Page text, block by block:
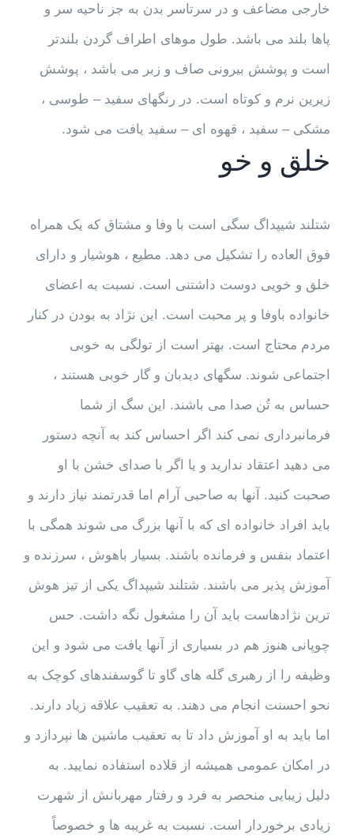
خارجی مضاعف و در سرتاسر بدن به جز ناحیه سر و
پاها بلند می باشد. طول موهای اطراف گردن بلندتر
است و پوشش بیرونی صاف و زبر می باشد ، پوشش
زیرین نرم و کوتاه است. در رنگهای سفید – طوسی ،
مشکی – سفید ، قهوه ای – سفید یافت می شود.
خلق و خو
شتلند شیپداگ سگی است با وفا و مشتاق که یک همراه
فوق العاده را تشکیل می دهد. مطیع ، هوشیار و دارای
خلق و خویی دوست داشتنی است. نسبت به اعضای
خانواده باوفا و پر محبت است. این نژاد به بودن در کنار
مردم محتاج است. بهتر است از تولگی به خوبی
اجتماعی شوند. سگهای دیدبان و گار خوبی هستند ،
حساس به تُن صدا می باشند. این سگ از شما
فرمانبرداری نمی کند اگر احساس کند به آنچه دستور
می دهید اعتقاد ندارید و یا اگر با صدای خشن با او
صحبت کنید. آنها به صاحبی آرام اما قدرتمند نیاز دارند و
باید افراد خانواده ای که با آنها بزرگ می شوند همگی با
اعتماد بنفس و فرمانده باشند. بسیار باهوش ، سرزنده و
آموزش پذیر می باشند. شتلند شیپداگ یکی از تیز هوش
ترین نژادهاست باید آن را مشغول نگه داشت. حس
چوپانی هنوز هم در بسیاری از آنها یافت می شود و این
وظیفه را از رهبری گله های گاو تا گوسفندهای کوچک به
نحو احسنت انجام می دهند. به تعقیب علاقه زیاد دارند.
اما باید به او آموزش داد تا به تعقیب ماشین ها نپردازد و
در امکان عمومی همیشه از قلاده استفاده نمایید. به
دلیل زیبایی منحصر به فرد و رفتار مهربانش از شهرت
زیادی برخوردار است. نسبت به غریبه ها و خصوصاً